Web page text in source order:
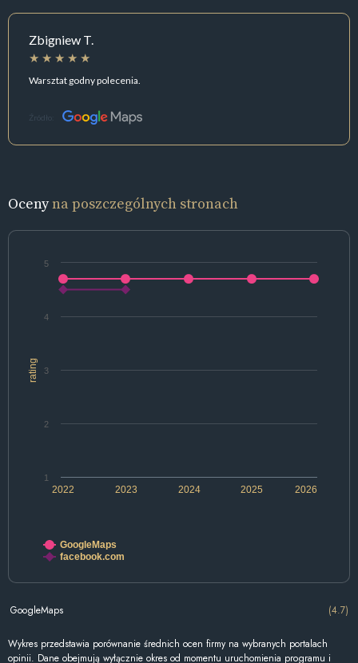
Zbigniew T.
Warsztat godny polecenia.
Źródło:
Ocenyna poszczególnych stronach
rating
2022 2024 2026
2023 2025
1
2
3
4
5
GoogleMaps
facebook.com
GoogleMaps (4.7)
Wykres przedstawia porównanie średnich ocen firmy na wybranych portalach
opinii. Dane obejmują wyłącznie okres od momentu uruchomienia programu i